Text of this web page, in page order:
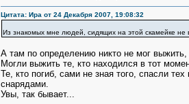
Цитата: Ира от 24 Декабря 2007, 19:08:32
Из знакомых мне людей, сидящих на этой скамейке не
А там по определению никто не мог
Могли выжить те, кто находился в тот
Те, кто погиб, сами не зная того, спасли
снарядами.
Увы, так бывает...